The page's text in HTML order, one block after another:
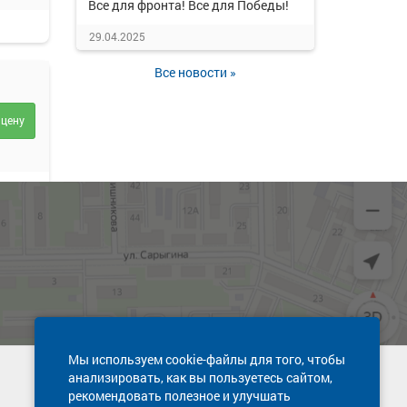
Все для фронта! Все для Победы!
29.04.2025
Все новости »
Мы используем cookie-файлы для того, чтобы
анализировать, как вы пользуетесь сайтом,
рекомендовать полезное и улучшать
Техническая поддержка сайта